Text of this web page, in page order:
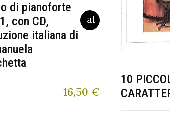
di pianoforte
con CD,
italiana di
16,50 €
10